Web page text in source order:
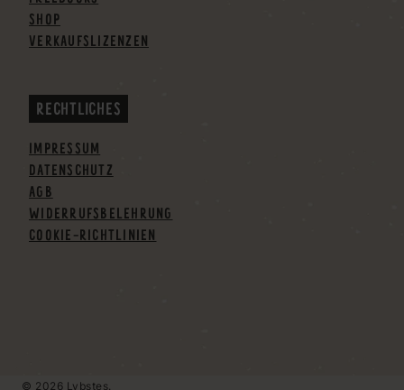
SHOP
VERKAUFSLIZENZEN
RECHTLICHES
IMPRESSUM
DATENSCHUTZ
AGB
WIDERRUFSBELEHRUNG
COOKIE-RICHTLINIEN
© 2026 Lybstes.